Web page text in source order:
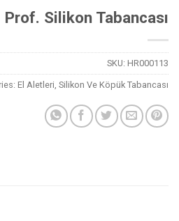
Prof. Silikon Tabancası
SKU: HR000113
El Aletleri, Silikon Ve Köpük Tabancası